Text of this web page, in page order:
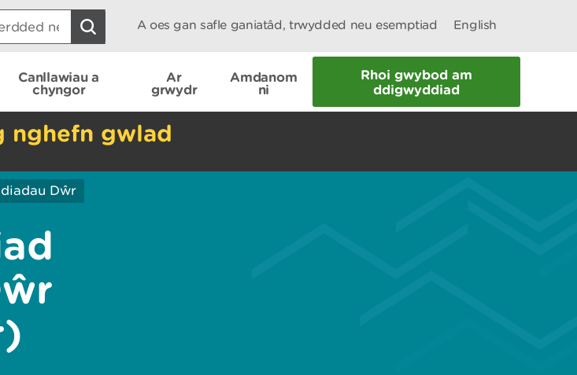
A oes gan safle ganiatâd, trwydded neu esemptiad English
Canllawiau a
chyngor
Ar
grwydr
Amdanom
ni
Rhoi gwybod am
ddigwyddiad
nghefn gwlad
Dŵr